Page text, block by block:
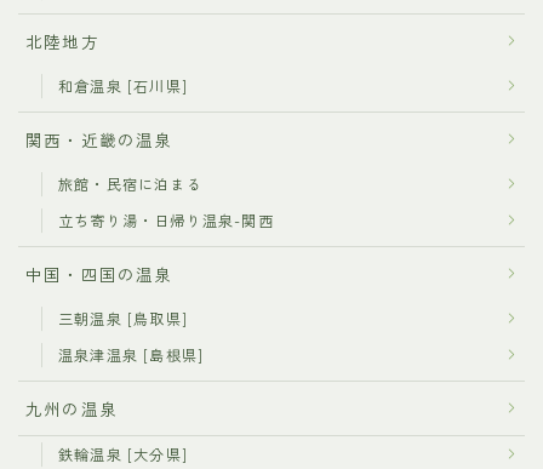
北陸地方
和倉温泉 [石川県]
関西・近畿の温泉
旅館・民宿に泊まる
立ち寄り湯・日帰り温泉-関西
中国・四国の温泉
三朝温泉 [鳥取県]
温泉津温泉 [島根県]
九州の温泉
鉄輪温泉 [大分県]